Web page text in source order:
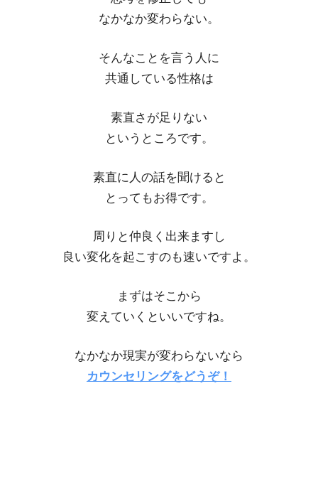
なかなか変わらない。
そんなことを言う人に
共通している性格は
素直さが足りない
というところです。
素直に人の話を聞けると
とってもお得です。
周りと仲良く出来ますし
良い変化を起こすのも速いですよ。
まずはそこから
変えていくといいですね。
なかなか現実が変わらないなら
カウンセリングをどうぞ！